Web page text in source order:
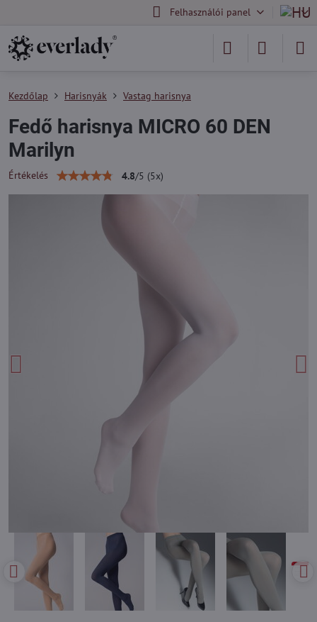
Felhasználói panel
Kezdőlap Harisnyák Vastag harisnya
Fedő harisnya MICRO 60 DEN
Marilyn
Értékelés 4.8/5 (5x)